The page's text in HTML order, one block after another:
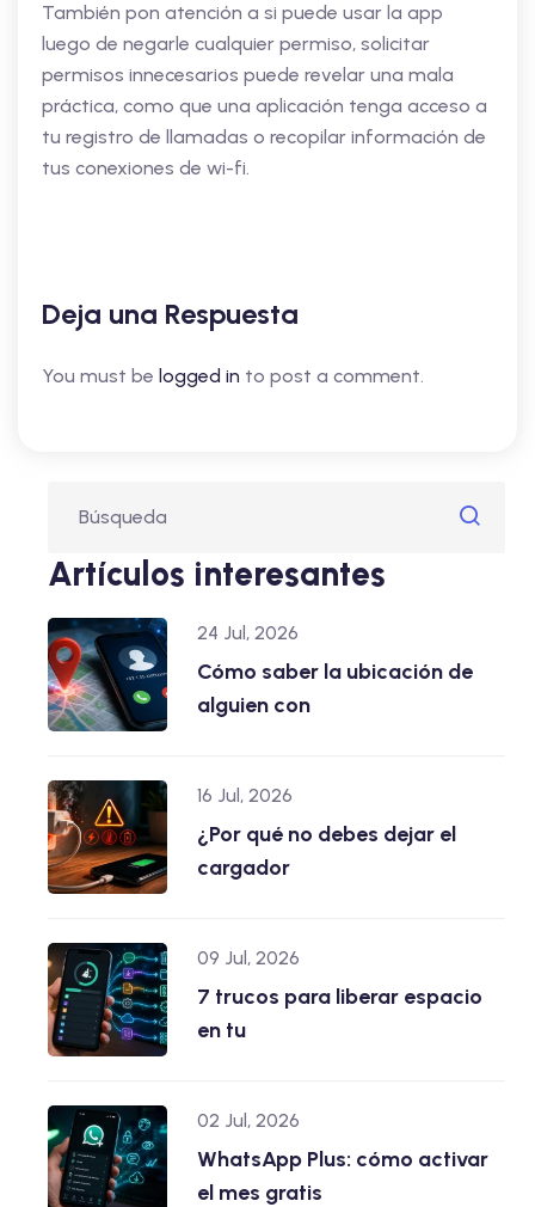
También pon atención a si puede usar la app
luego de negarle cualquier permiso, solicitar
permisos innecesarios puede revelar una mala
práctica, como que una aplicación tenga acceso a
tu registro de llamadas o recopilar información de
tus conexiones de wi-fi.
Deja una Respuesta
You must be logged in to post a comment.
Artículos interesantes
24 Jul, 2026
Cómo saber la ubicación de
alguien con
16 Jul, 2026
¿Por qué no debes dejar el
cargador
09 Jul, 2026
7 trucos para liberar espacio
en tu
02 Jul, 2026
WhatsApp Plus: cómo activar
el mes gratis